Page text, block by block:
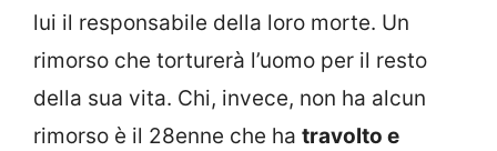
lui il responsabile della loro morte. Un
rimorso che torturerà l’uomo per il resto
della sua vita. Chi, invece, non ha alcun
rimorso è il 28enne che ha travolto e